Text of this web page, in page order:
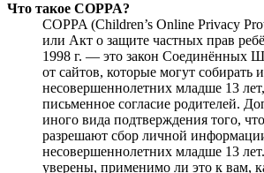
Что такое COPPA?
COPPA (Children’s Online Privacy
или Акт о защите частных прав
1998 г. — это закон Соединённых
от сайтов, которые могут
несовершеннолетних младше 13
письменное согласие родителей.
иного вида подтверждения того,
разрешают сбор личной
несовершеннолетних младше 13
уверены, применимо ли это к вам,